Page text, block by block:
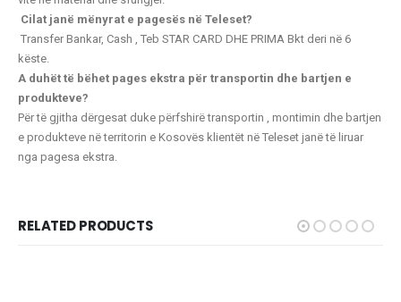
Cilat janë mënyrat e pagesës në Teleset?
Transfer Bankar, Cash , Teb STAR CARD DHE PRIMA Bkt deri në 6
këste.
A duhët të bëhet pages ekstra për transportin dhe bartjen e
produkteve?
Për të gjitha dërgesat duke përfshirë transportin , montimin dhe bartjen
e produkteve në territorin e Kosovës klientët në Teleset janë të liruar
nga pagesa ekstra.
RELATED PRODUCTS